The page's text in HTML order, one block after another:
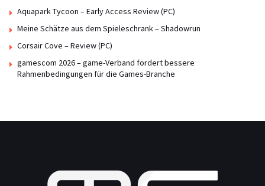
Aquapark Tycoon – Early Access Review (PC)
Meine Schätze aus dem Spieleschrank – Shadowrun
Corsair Cove – Review (PC)
gamescom 2026 – game-Verband fordert bessere
Rahmenbedingungen für die Games-Branche